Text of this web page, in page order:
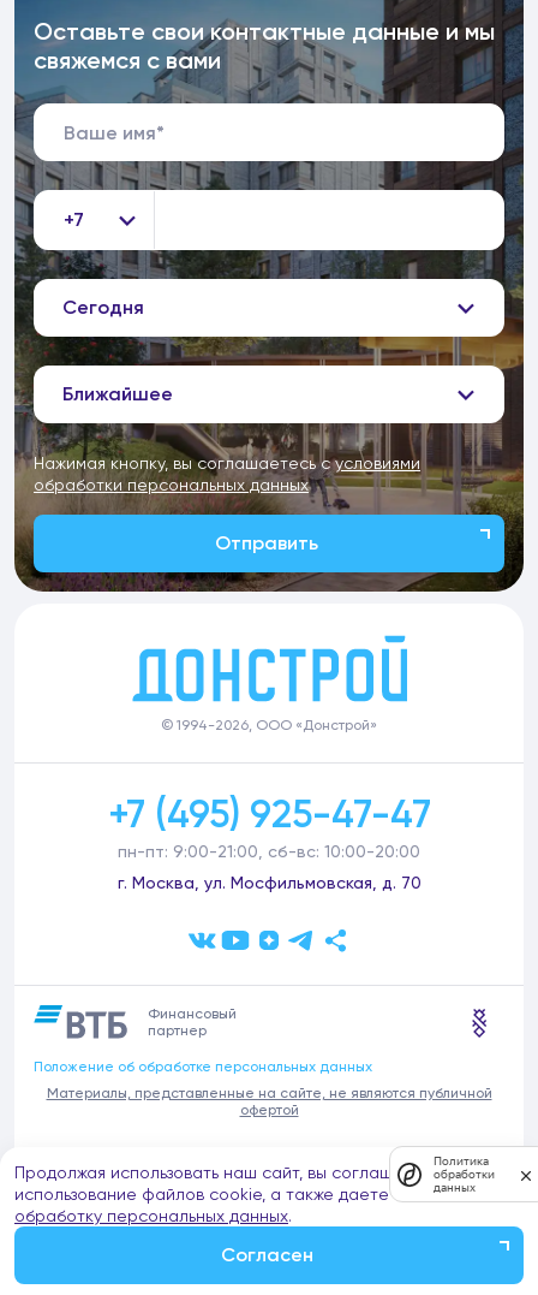
Оставьте свои контактные данные и мы
свяжемся с вами
+7
Сегодня
Ближайшее
Нажимая кнопку, вы соглашаетесь сусловиями
обработки персональных данных
Отправить
© 1994-2026, ООО «Донстрой»
+7 (495) 925-47-47
пн-пт: 9:00-21:00, сб-вс: 10:00-20:00
г. Москва, ул. Мосфильмовская, д. 70
Финансовый
партнер
Положение об обработке персональных данных
Материалы, представленные на сайте, не являются публичной
офертой
В связи с участившимися случаями предложений частных услуг от
имени компании Донстрой (проведения ремонтов, продажи
отделочных материалов и т.п.), обращаем внимание на то, что
компания Донстрой не оказывает таких услуг, не имеет
представительств такого профиля и не обращается к частным
Продолжая использовать наш сайт, вы соглашаетесь на
использование файлов cookie, а также даете согласие на
обработку персональных данных.
Согласен
Политика
обработки
данных